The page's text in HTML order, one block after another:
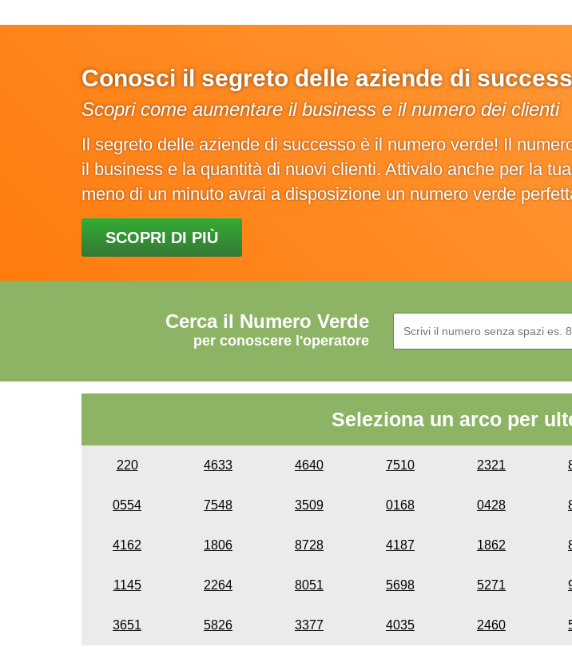
Conosci il segreto delle aziende di
Scopri come aumentare il business e il numero dei clienti
Il segreto delle aziende di successo è il numero verde! Il
il business e la quantità di nuovi clienti. Attivalo anche per la
meno di un minuto avrai a disposizione un numero verde
SCOPRI DI PIÙ
Cerca il Numero Verde
per conoscere l'operatore
Seleziona un arco per
220 4633 4640 7510 2321
0554 7548 3509 0168 0428
4162 1806 8728 4187 1862
1145 2264 8051 5698 5271
3651 5826 3377 4035 2460